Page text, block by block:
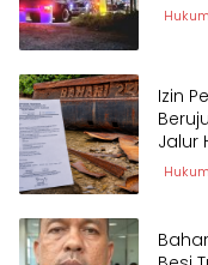
Izin
Jalur